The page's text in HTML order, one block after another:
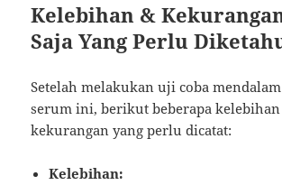
Kelebihan &
Saja Yang Perlu
Setelah melakukan uji coba
serum ini, berikut beberapa
kekurangan yang perlu dicatat:
Kelebihan: